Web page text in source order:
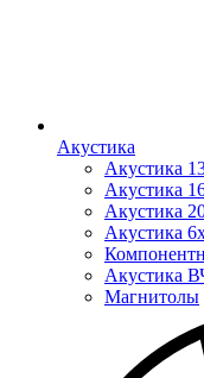
Акустика
Акустика
Акустика
Акустика
Акустика
Акустика
Магнитолы